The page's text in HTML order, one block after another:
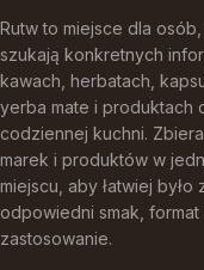
Rutw to miejsce dla
szukają konkretnych
kawach, herbatach,
yerba mate i produktach
codziennej kuchni.
marek i produktów w
miejscu, aby łatwiej było
odpowiedni smak, format
zastosowanie.